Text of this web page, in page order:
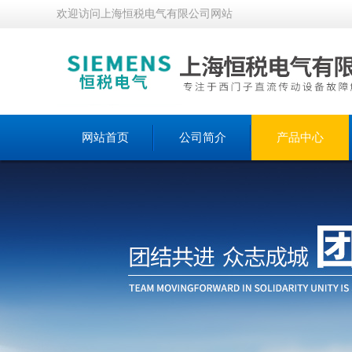
欢迎访问上海恒税电气有限公司网站
网站首页 公司简介 产品中心